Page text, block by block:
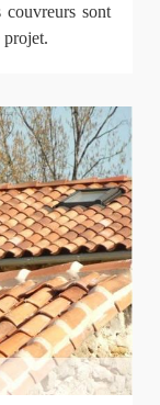
couvreurs sont
projet.